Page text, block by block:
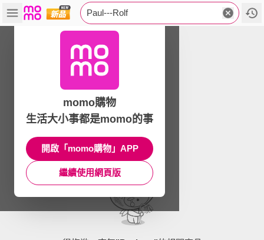
Paul---Rolf
momo購物
生活大小事都是momo的事
開啟「momo購物」APP
繼續使用網頁版